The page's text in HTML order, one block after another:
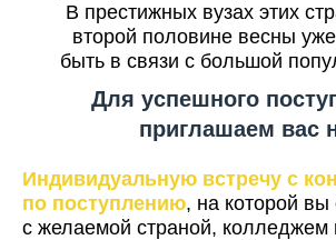
В престижных вузах этих
второй половине весны
быть в связи с большой
Для успешного
приглашаем вас
Индивидуальную встречу с
по поступлению, на которой вы
с желаемой страной, колледжем